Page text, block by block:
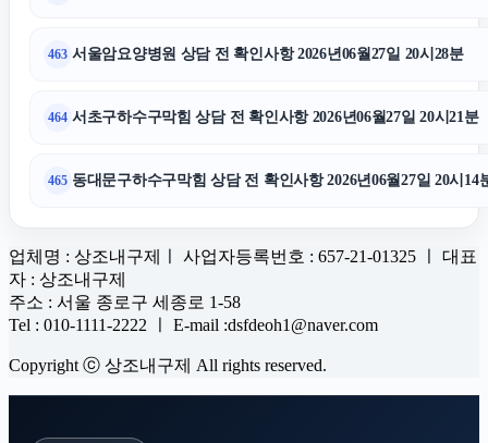
463 서울암요양병원 상담 전 확인사항 2026년06월27일 20시28분
464 서초구하수구막힘 상담 전 확인사항 2026년06월27일 20시21분
465 동대문구하수구막힘 상담 전 확인사항 2026년06월27일 20시14
업체명 : 상조내구제ㅣ 사업자등록번호 : 657-21-01325 ㅣ 대표
자 : 상조내구제
주소 : 서울 종로구 세종로 1-58
Tel : 010-1111-2222 ㅣ E-mail :dsfdeoh1@naver.com
Copyright ⓒ 상조내구제 All rights reserved.